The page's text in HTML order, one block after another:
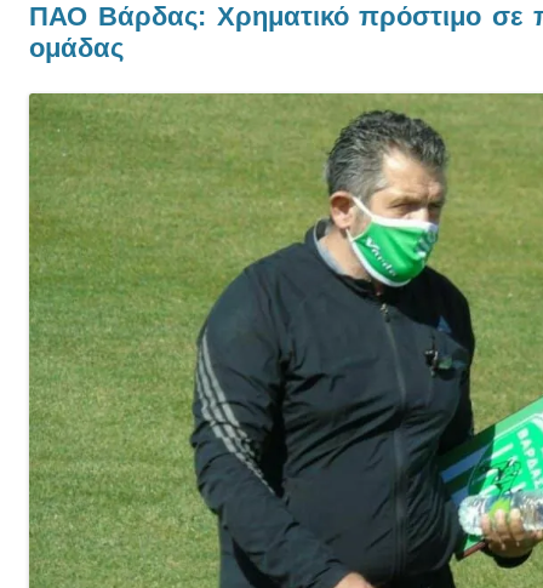
ΠΑΟ Βάρδας: Χρηματικό πρόστιμο σε
ομάδας